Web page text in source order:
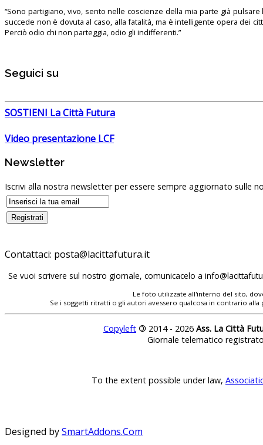
“Sono partigiano, vivo, sento nelle coscienze della mia parte già pulsare
succede non è dovuta al caso, alla fatalità, ma è intelligente opera dei
Perciò odio chi non parteggia, odio gli indifferenti.”
Seguici su
SOSTIENI La Città Futura
Video presentazione LCF
Newsletter
Iscrivi alla nostra newsletter per essere sempre aggiornato sulle
Contattaci:
Se vuoi scrivere sul nostro giornale, comunicacelo a
Le foto utilizzate all'interno del sito,
Se i soggetti ritratti o gli autori avessero qualcosa in contrario
Copyleft © 2014 - 2026 Ass. La Città
Giornale telematico
To the extent possible under law,
Designed bySmartAddons.Com